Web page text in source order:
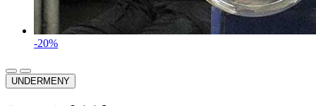
-20%
UNDERMENY